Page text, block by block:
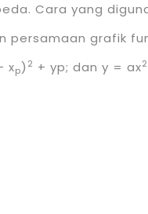
Cara yang
persamaan grafik
xp) 2 + yp; dan y = ax2